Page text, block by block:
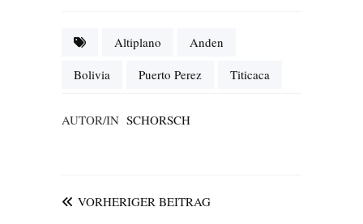
Altiplano
Anden
Bolivia
Puerto Perez Titicaca
AUTOR/IN SCHORSCH
VORHERIGER BEITRAG